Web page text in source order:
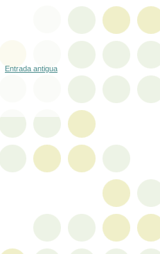
Entrada antigua